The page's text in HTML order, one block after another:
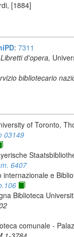
[1884]
: 7311
Libretti d'opera,
bibliotecario
of Toronto,
03149
6407
internazionale e
Biblioteca
comunale -